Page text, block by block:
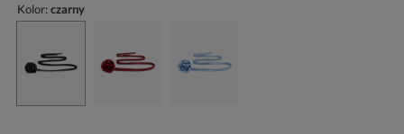
Kolor:czarny